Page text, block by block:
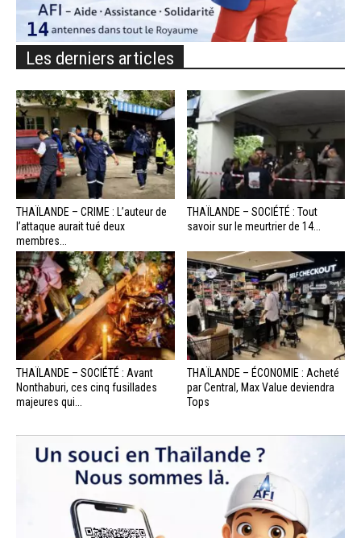
Les derniers articles
THAÏLANDE – CRIME : L’auteur de
l’attaque aurait tué deux
membres...
THAÏLANDE – SOCIÉTÉ : Tout
savoir sur le meurtrier de 14...
THAÏLANDE – SOCIÉTÉ : Avant
Nonthaburi, ces cinq fusillades
majeures qui...
THAÏLANDE – ÉCONOMIE : Acheté
par Central, Max Value deviendra
Tops